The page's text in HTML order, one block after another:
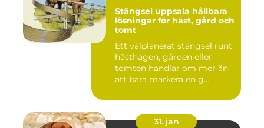
Stängsel uppsala hållbara
lösningar för häst, gård och
tomt
Ett välplanerat stängsel runt
hästhagen, gården eller
tomten handlar om mer än
att bara markera en g...
31. jan